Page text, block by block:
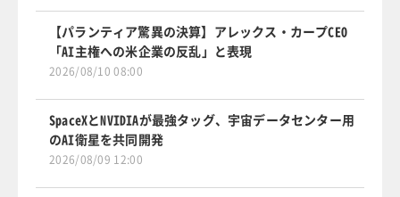
【パランティア驚異の決算】アレックス・カープCEO
「AI主権への米企業の反乱」と表現
2026/08/10 08:00
SpaceXとNVIDIAが最強タッグ、宇宙データセンター用
のAI衛星を共同開発
2026/08/09 12:00